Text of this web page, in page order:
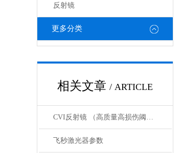
反射镜
更多分类
相关文章 / ARTICLE
CVI反射镜 （高质量高损伤阈值反射镜）产品介绍
飞秒激光器参数